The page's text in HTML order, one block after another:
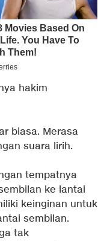
hakim
biasa. Merasa
suara lirih.
tempatnya
ke lantai
keinginan untuk
sembilan.
tak